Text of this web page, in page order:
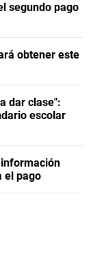
segundo pago
obtener este
dar clase":
escolar
información
el pago